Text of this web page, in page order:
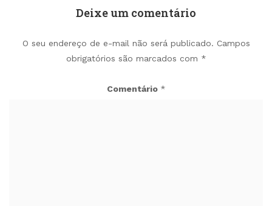
Deixe um comentário
O seu endereço de e-mail não será publicado. Campos
obrigatórios são marcados com *
Comentário *